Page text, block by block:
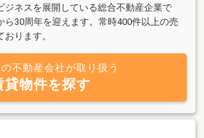
ジネスを展開している総合不動産企業で
ら30周年を迎えます。常時400件以上の売
ります。
不動産会社が取り扱う
貸物件を探す